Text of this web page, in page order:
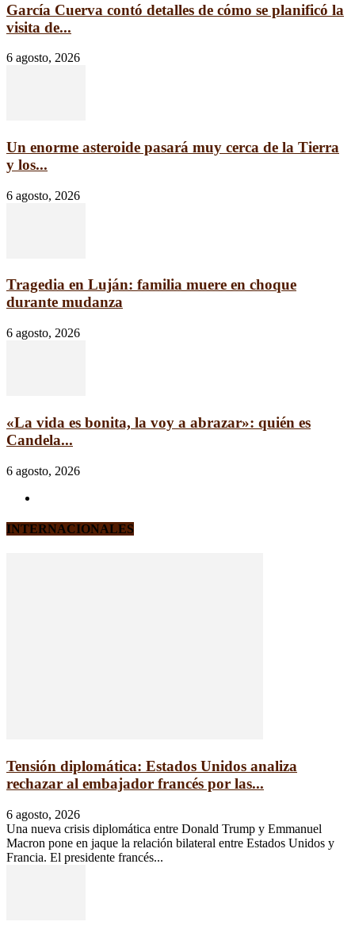
García Cuerva contó detalles de cómo se planificó la
visita de...
6 agosto, 2026
Un enorme asteroide pasará muy cerca de la Tierra
y los...
6 agosto, 2026
Tragedia en Luján: familia muere en choque
durante mudanza
6 agosto, 2026
«La vida es bonita, la voy a abrazar»: quién es
Candela...
6 agosto, 2026
INTERNACIONALES
Tensión diplomática: Estados Unidos analiza
rechazar al embajador francés por las...
6 agosto, 2026
Una nueva crisis diplomática entre Donald Trump y Emmanuel
Macron pone en jaque la relación bilateral entre Estados Unidos y
Francia. El presidente francés...